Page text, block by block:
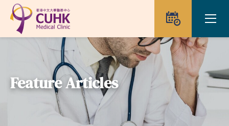
Skip to main content
Feature Articles